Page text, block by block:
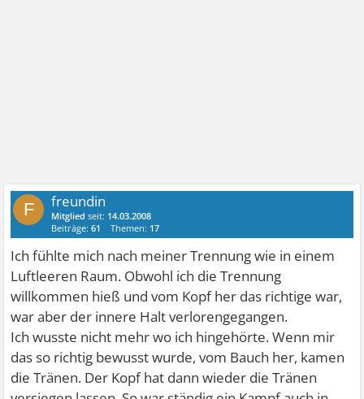
F freundin
Mitglied seit: 14.03.2008
Beiträge:61 Themen: 17
Ich fühlte mich nach meiner Trennung wie in einem
Luftleeren Raum. Obwohl ich die Trennung
willkommen hieß und vom Kopf her das richtige war,
war aber der innere Halt verlorengegangen.
Ich wusste nicht mehr wo ich hingehörte. Wenn mir
das so richtig bewusst wurde, vom Bauch her, kamen
die Tränen. Der Kopf hat dann wieder die Tränen